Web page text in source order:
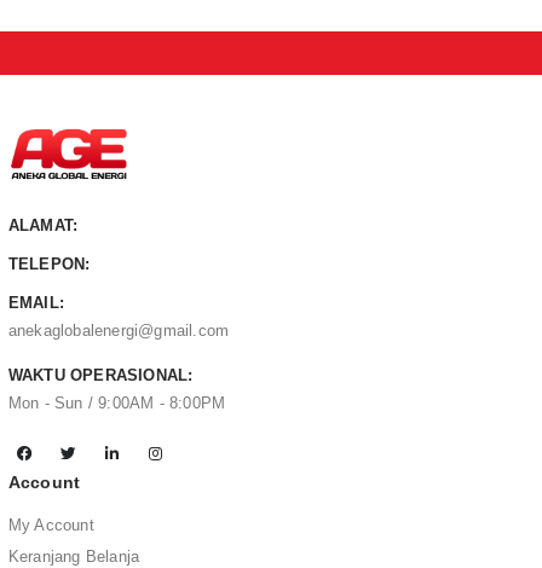
ALAMAT:
TELEPON:
EMAIL:
anekaglobalenergi@gmail.com
WAKTU OPERASIONAL:
Mon - Sun / 9:00AM - 8:00PM
Account
My Account
Keranjang Belanja